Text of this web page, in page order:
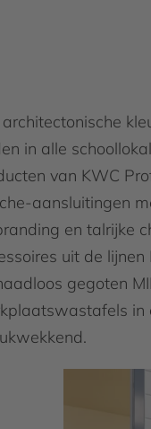
in alle
van KWC
aansluitingen
en talrijke
uit de lijnen
gegoten
in